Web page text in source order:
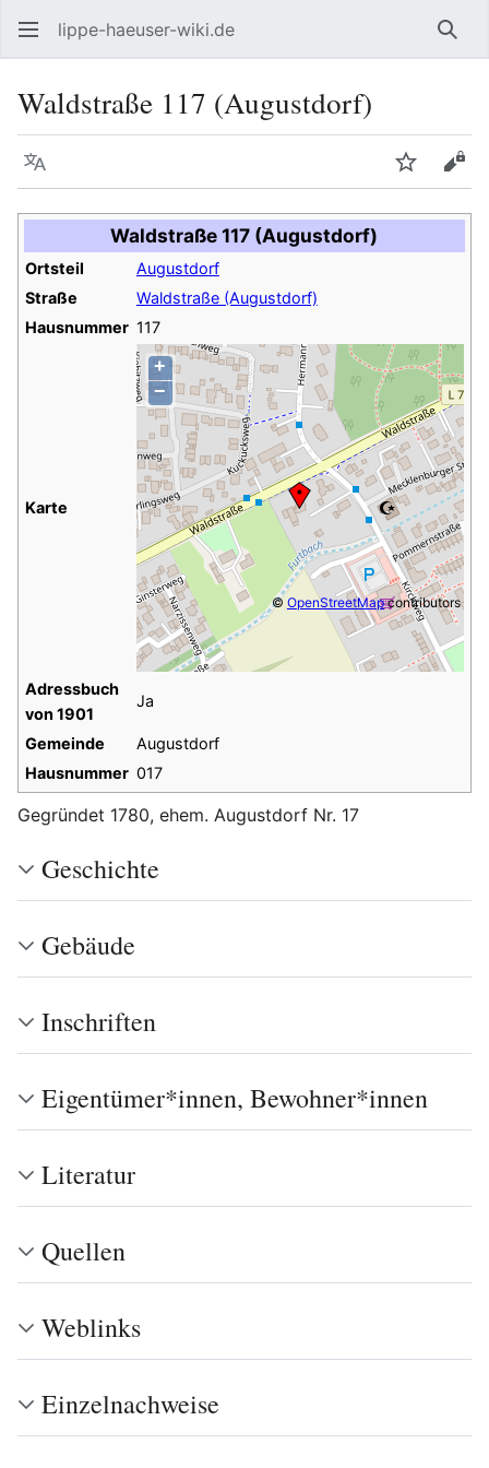
lippe-haeuser-wiki.de
Waldstraße 117 (Augustdorf)
Sprache
Waldstraße 117 (Augustdorf)
Ortsteil
Augustdorf
Straße
Waldstraße (Augustdorf)
Hausnummer 117
Karte
+
−
© OpenStreetMapcontributors
Adressbuch
von 1901
Ja
Gemeinde
Augustdorf
Hausnummer 017
Gegründet 1780, ehem. Augustdorf Nr. 17
Geschichte
Gebäude
Inschriften
Eigentümer*innen, Bewohner*innen
Literatur
Quellen
Weblinks
Einzelnachweise